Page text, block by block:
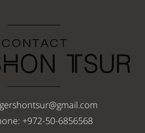
+972-50-6856568